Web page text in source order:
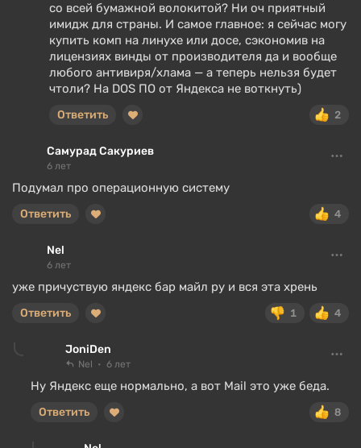
со всей бумажной волокитой? Ни оч приятный
имидж для страны. И самое главное: я сейчас могу
купить комп на линухе или досе, сэкономив на
лицензиях винды от производителя да и вообще
любого антивиря/хлама — а теперь нельзя будет
чтоли? На DOS ПО от Яндекса не воткнуть)
2
Ответить
Самурад Сакуриев
6 лет
Подумал про операционную систему
4
Ответить
Nel
6 лет
уже причуствую яндекс бар майл ру и вся эта хрень
1 4
Ответить
JoniDen
Nel 6 лет
Ну Яндекс еще нормально, а вот Mail это уже беда.
8
Ответить